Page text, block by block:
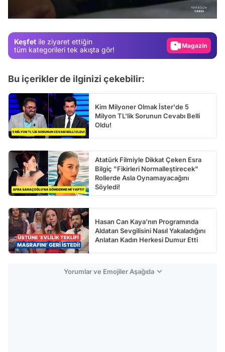
Keşfet ile ziyaret ettiğin
tüm kategorileri tek akışta gör!
Gündem
Video
Bu içerikler de ilginizi çekebilir:
Kim Milyoner Olmak İster'de 5
Milyon TL'lik Sorunun Cevabı Belli
Oldu!
Atatürk Filmiyle Dikkat Çeken Esra
Bilgiç "Fikirleri Normalleştirecek"
Rollerde Asla Oynamayacağını
Söyledi!
Hasan Can Kaya'nın Programında
Aldatan Sevgilisini Nasıl Yakaladığını
Anlatan Kadın Herkesi Dumur Etti
Yorumlar ve Emojiler Aşağıda